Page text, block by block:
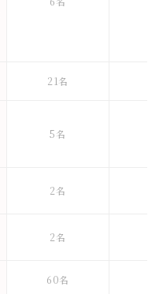
21名
5名
2名
2名
60名